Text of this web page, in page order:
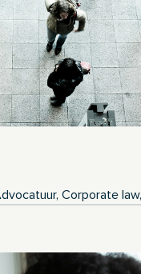
Corporate